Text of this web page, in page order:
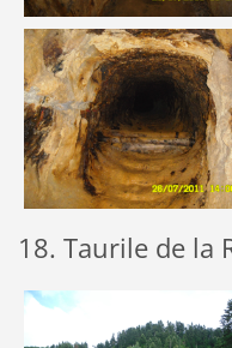
18. Taurile de la